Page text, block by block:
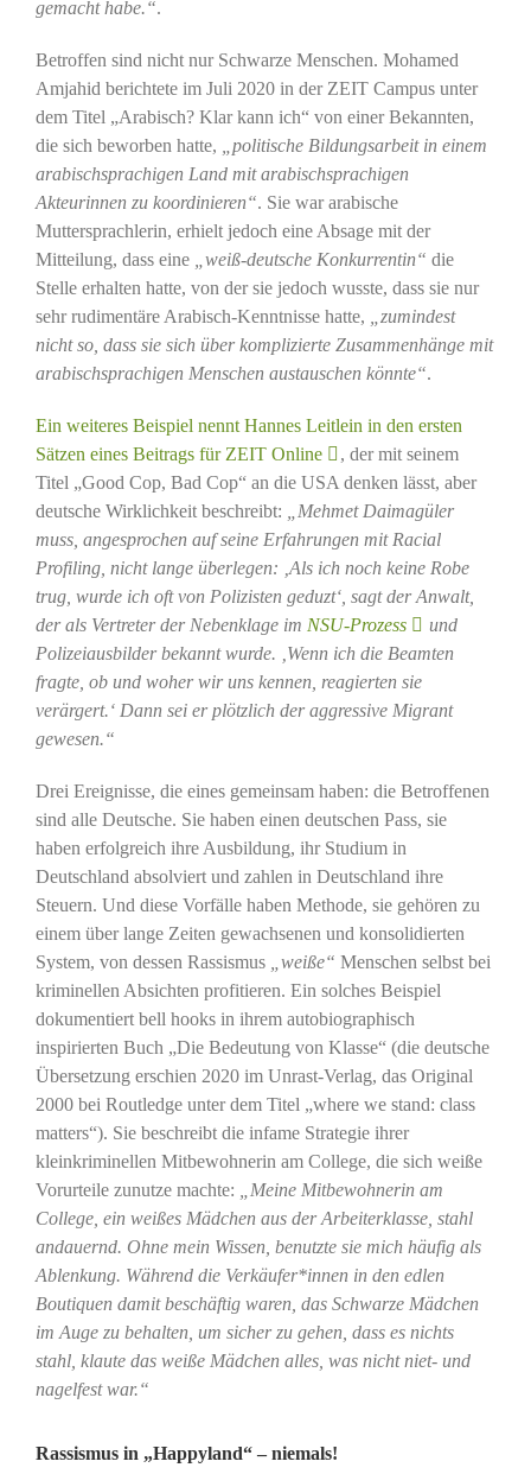
gemacht habe.“.
Betroffen sind nicht nur Schwarze Menschen. Mohamed
Amjahid berichtete im Juli 2020 in der ZEIT Campus unter
dem Titel „Arabisch? Klar kann ich“ von einer Bekannten,
die sich beworben hatte,
„politische Bildungsarbeit in einem
arabischsprachigen Land mit arabischsprachigen
Akteurinnen zu koordinieren“. Sie war arabische
Muttersprachlerin, erhielt jedoch eine Absage mit der
Mitteilung, dass eine
„weiß-deutsche Konkurrentin“ die
Stelle erhalten hatte, von der sie jedoch wusste, dass sie nur
sehr rudimentäre Arabisch-Kenntnisse hatte,
„zumindest
nicht so, dass sie sich über komplizierte Zusammenhänge mit
arabischsprachigen Menschen austauschen könnte“.
Ein weiteres Beispiel nennt Hannes Leitlein in den ersten
Sätzen eines Beitrags für ZEIT Online
, der mit seinem
Titel „Good Cop, Bad Cop“ an die USA denken lässt, aber
deutsche Wirklichkeit beschreibt:
„Mehmet Daimagüler
muss, angesprochen auf seine Erfahrungen mit Racial
Profiling, nicht lange überlegen: ‚Als ich noch keine Robe
trug, wurde ich oft von Polizisten geduzt‘, sagt der Anwalt,
der als Vertreter der Nebenklage im NSU-Prozess
und
Polizeiausbilder bekannt wurde. ‚Wenn ich die Beamten
fragte, ob und woher wir uns kennen, reagierten sie
verärgert.‘ Dann sei er plötzlich der aggressive Migrant
gewesen.“
Drei Ereignisse, die eines gemeinsam haben: die Betroffenen
sind alle Deutsche. Sie haben einen deutschen Pass, sie
haben erfolgreich ihre Ausbildung, ihr Studium in
Deutschland absolviert und zahlen in Deutschland ihre
Steuern. Und diese Vorfälle haben Methode, sie gehören zu
einem über lange Zeiten gewachsenen und konsolidierten
System, von dessen Rassismus
„weiße“ Menschen selbst bei
kriminellen Absichten profitieren. Ein solches Beispiel
dokumentiert bell hooks in ihrem autobiographisch
inspirierten Buch „Die Bedeutung von Klasse“ (die deutsche
Übersetzung erschien 2020 im Unrast-Verlag, das Original
2000 bei Routledge unter dem Titel „where we stand: class
matters“). Sie beschreibt die infame Strategie ihrer
kleinkriminellen Mitbewohnerin am College, die sich weiße
Vorurteile zunutze machte:
„Meine Mitbewohnerin am
College, ein weißes Mädchen aus der Arbeiterklasse, stahl
andauernd. Ohne mein Wissen, benutzte sie mich häufig als
Ablenkung. Während die Verkäufer*innen in den edlen
Boutiquen damit beschäftig waren, das Schwarze Mädchen
im Auge zu behalten, um sicher zu gehen, dass es nichts
stahl, klaute das weiße Mädchen alles, was nicht niet- und
nagelfest war.“
Rassismus in „Happyland“ – niemals!